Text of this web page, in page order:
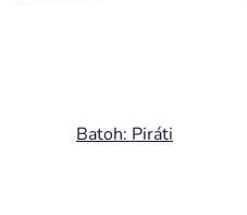
Batoh: Piráti